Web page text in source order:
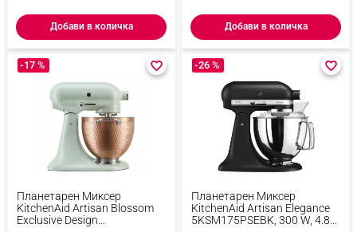
Добави в количка Добави в количка
Планетарен Миксер
KitchenAid Artisan Blossom
Exclusive Design
-17 % favorite_border
favorite_border
Планетарен Миксер
KitchenAid Artisan Elegance
5KSM175PSEBK, 300 W, 4.8
-26 % favorite_border
favorite_border